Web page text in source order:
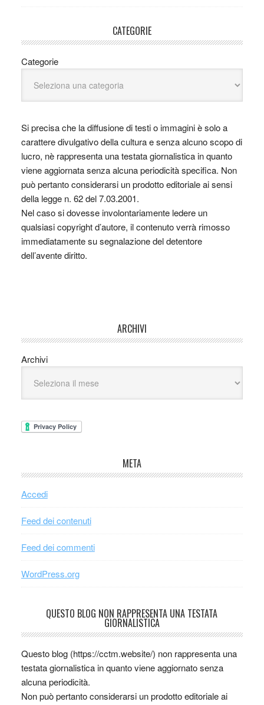
CATEGORIE
Categorie
Si precisa che la diffusione di testi o immagini è solo a
carattere divulgativo della cultura e senza alcuno scopo di
lucro, nè rappresenta una testata giornalistica in quanto
viene aggiornata senza alcuna periodicità specifica. Non
può pertanto considerarsi un prodotto editoriale ai sensi
della legge n. 62 del 7.03.2001.
Nel caso si dovesse involontariamente ledere un
qualsiasi copyright d’autore, il contenuto verrà rimosso
immediatamente su segnalazione del detentore
dell’avente diritto.
ARCHIVI
Archivi
META
Accedi
Feed dei contenuti
Feed dei commenti
WordPress.org
QUESTO BLOG NON RAPPRESENTA UNA TESTATA
GIORNALISTICA
Questo blog (https://cctm.website/) non rappresenta una
testata giornalistica in quanto viene aggiornato senza
alcuna periodicità.
Non può pertanto considerarsi un prodotto editoriale ai